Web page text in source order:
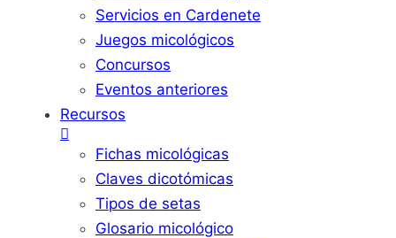
Servicios en Cardenete
Juegos micológicos
Concursos
Eventos anteriores
Recursos
Fichas micológicas
Claves dicotómicas
Tipos de setas
Glosario micológico